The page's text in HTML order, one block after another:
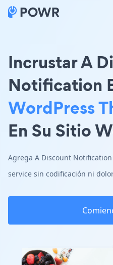
Incrustar A
Notification
WordPress
En Su Sitio
Agrega A Discount
service sin codificación ni